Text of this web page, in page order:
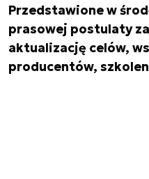
Przedstawione w
prasowej postulaty
aktualizację celów,
producentów,